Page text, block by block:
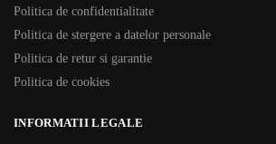
Politica de confidentialitate
Politica de stergere a datelor personale
Politica de retur si garantie
Politica de cookies
INFORMATII LEGALE